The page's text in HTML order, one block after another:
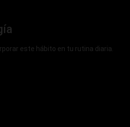
este hábito en tu rutina diaria.